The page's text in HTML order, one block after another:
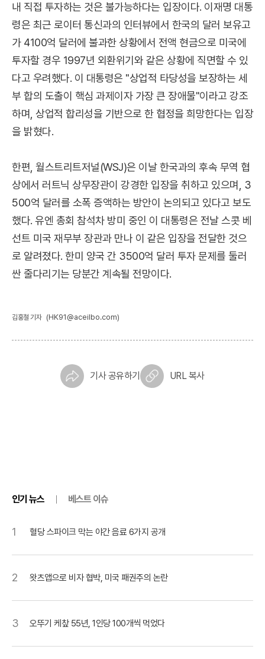
내 직접 투자하는 것은 불가능하다는 입장이다. 이재명 대통
령은 최근 로이터 통신과의 인터뷰에서 한국의 달러 보유고
가 4100억 달러에 불과한 상황에서 전액 현금으로 미국에
투자할 경우 1997년 외환위기와 같은 상황에 직면할 수 있
다고 우려했다. 이 대통령은 "상업적 타당성을 보장하는 세
부 합의 도출이 핵심 과제이자 가장 큰 장애물"이라고 강조
하며, 상업적 합리성을 기반으로 한 협정을 희망한다는 입장
을 밝혔다.
한편, 월스트리트저널(WSJ)은 이날 한국과의 후속 무역 협
상에서 러트닉 상무장관이 강경한 입장을 취하고 있으며, 3
500억 달러를 소폭 증액하는 방안이 논의되고 있다고 보도
했다. 유엔 총회 참석차 방미 중인 이 대통령은 전날 스콧 베
선트 미국 재무부 장관과 만나 이 같은 입장을 전달한 것으
로 알려졌다. 한미 양국 간 3500억 달러 투자 문제를 둘러
싼 줄다리기는 당분간 계속될 전망이다.
김홍철 기자 (HK91@aceilbo.com)
기사 공유하기 URL 복사
인기 뉴스 베스트 이슈
1 혈당 스파이크 막는 야간 음료 6가지 공개
2 왓츠앱으로 비자 협박, 미국 패권주의 논란
3 오뚜기 케챂 55년, 1인당 100개씩 먹었다